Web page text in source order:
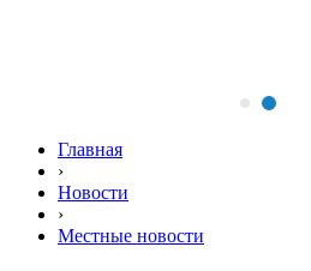
Главная
›
Новости
›
Местные новости